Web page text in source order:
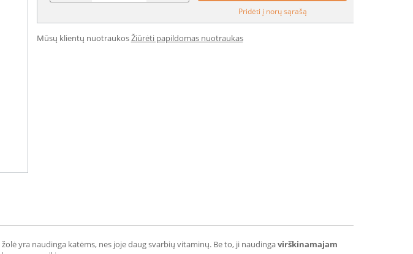
Pridėti į norų sąrašą
Mūsų klientų nuotraukosŽiūrėti papildomas nuotraukas
yra naudinga katėms, nes joje daug svarbių vitaminų. Be to, ji naudingavirškinamajam